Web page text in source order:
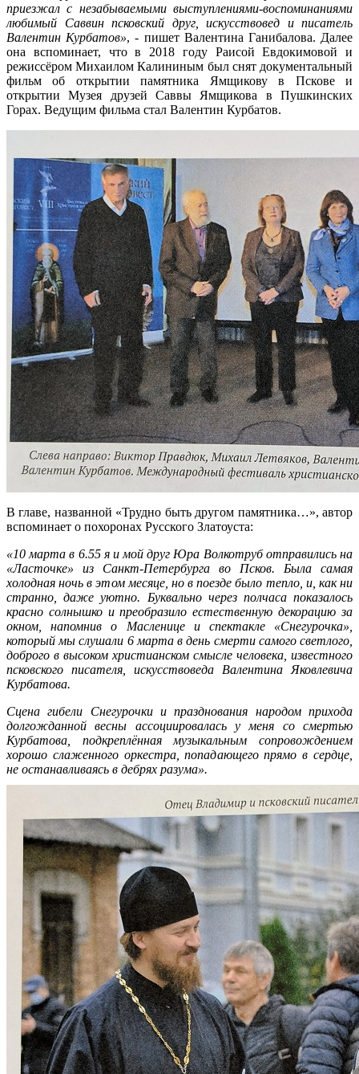
приезжал с незабываемыми выступлениями-воспоминаниями
любимый Саввин псковский друг, искусствовед и писатель
Валентин Курбатов», - пишет Валентина Ганибалова. Далее
она вспоминает, что в 2018 году Раисой Евдокимовой и
режиссёром Михаилом Калининым был снят документальный
фильм об открытии памятника Ямщикову в Пскове и
открытии Музея друзей Саввы Ямщикова в Пушкинских
Горах. Ведущим фильма стал Валентин Курбатов.
В главе, названной «Трудно быть другом памятника…», автор
вспоминает о похоронах Русского Златоуста:
«10 марта в 6.55 я и мой друг Юра Волкотруб отправились на
«Ласточке» из Санкт-Петербурга во Псков. Была самая
холодная ночь в этом месяце, но в поезде было тепло, и, как ни
странно, даже уютно. Буквально через полчаса показалось
красно солнышко и преобразило естественную декорацию за
окном, напомнив о Масленице и спектакле «Снегурочка»,
который мы слушали 6 марта в день смерти самого светлого,
доброго в высоком христианском смысле человека, известного
псковского писателя, искусствоведа Валентина Яковлевича
Курбатова.
Сцена гибели Снегурочки и празднования народом прихода
долгожданной весны ассоциировалась у меня со смертью
Курбатова, подкреплённая музыкальным сопровождением
хорошо слаженного оркестра, попадающего прямо в сердце,
не останавливаясь в дебрях разума».